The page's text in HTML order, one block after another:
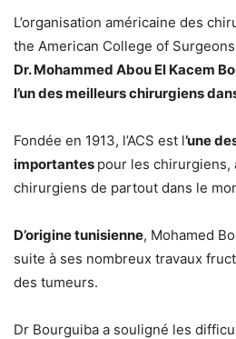
L’organisation américaine des
the American College of Surgeons
Dr. Mohammed Abou El Kacem
l’un des meilleurs chirurgiens
Fondée en 1913, l’ACS est l’une
importantes pour les chirurgiens,
chirurgiens de partout dans le
D’origine tunisienne, Mohamed
suite à ses nombreux travaux
des tumeurs.
Dr Bourguiba a souligné les